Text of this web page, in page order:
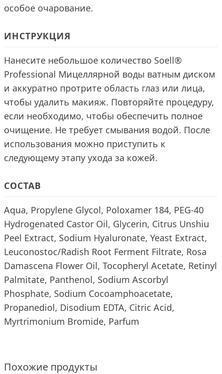
особое очарование.
ИНСТРУКЦИЯ
Нанесите небольшое количество Soell®
Professional Мицеллярной воды ватным диском
и аккуратно протрите область глаз или лица,
чтобы удалить макияж. Повторяйте процедуру,
если необходимо, чтобы обеспечить полное
очищение. Не требует смывания водой. После
использования можно приступить к
следующему этапу ухода за кожей.
СОСТАВ
Aqua, Propylene Glycol, Poloxamer 184, PEG-40
Hydrogenated Castor Oil, Glycerin, Citrus Unshiu
Peel Extract, Sodium Hyaluronate, Yeast Extract,
Leuconostoc/Radish Root Ferment Filtrate, Rosa
Damascena Flower Oil, Tocopheryl Acetate, Retinyl
Palmitate, Panthenol, Sodium Ascorbyl
Phosphate, Sodium Cocoamphoacetate,
Propanediol, Disodium EDTA, Citric Acid,
Myrtrimonium Bromide, Parfum
Похожие продукты